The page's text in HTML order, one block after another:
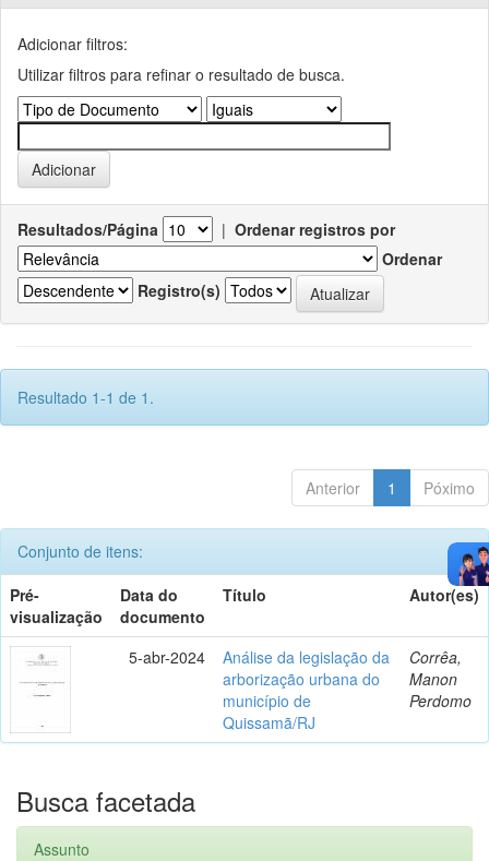
Adicionar filtros:
Utilizar filtros para refinar o resultado de busca.
Resultados/Página | Ordenar registros por
Ordenar
Registro(s)
Resultado 1-1 de 1.
Anterior 1 Póximo
Conjunto de itens:
Pré-
visualização
Data do
documento
Título Autor(es)
5-abr-2024
Análise da legislação da
arborização urbana do
município de
Quissamã/RJ
Corrêa,
Manon
Perdomo
Busca facetada
Assunto